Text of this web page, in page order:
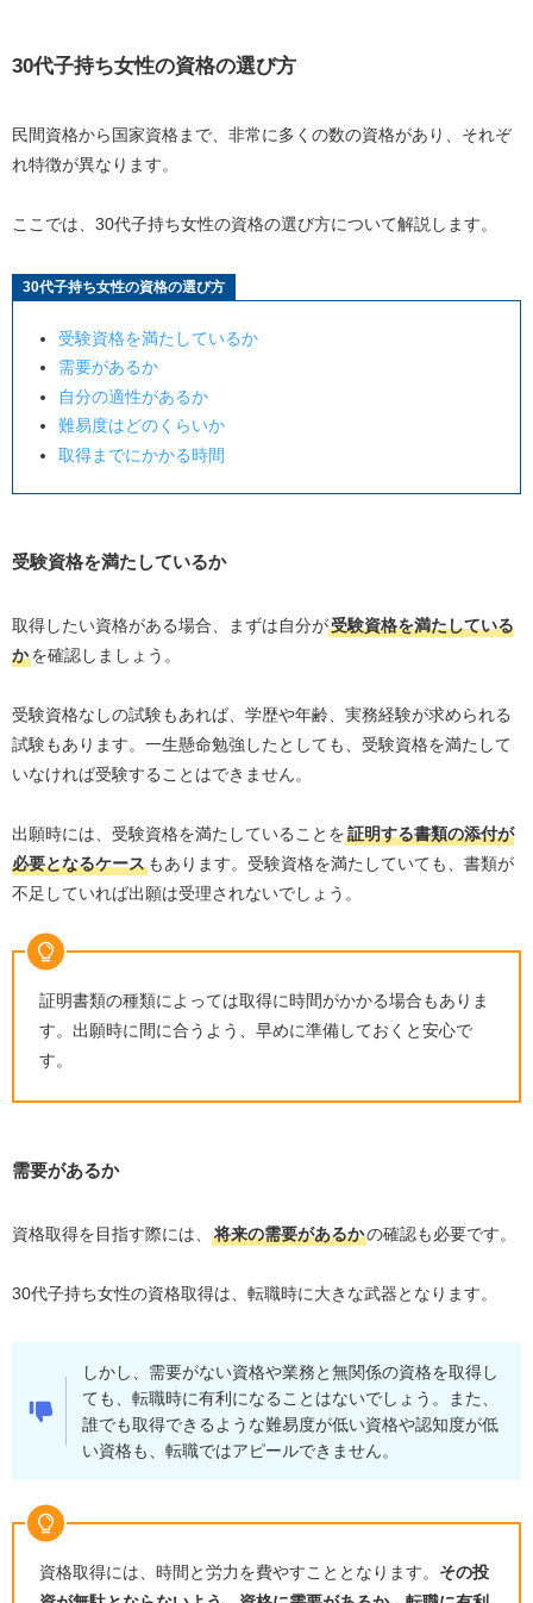
30代子持ち女性の資格の選び方
民間資格から国家資格まで、非常に多くの数の資格があり、それぞ
れ特徴が異なります。
ここでは、 30代子持ち女性の資格の選び方について解説します。
30代子持ち女性の資格の選び方
受験資格を満たしているか
需要があるか
自分の適性があるか
難易度はどのくらいか
取得までにかかる時間
受験資格を満たしているか
取得したい資格がある場合、まずは自分が受験資格を満たしている
かを確認しましょう。
受験資格なしの試験もあれば、学歴や年齢、実務経験が求められる
試験もあります。一生懸命勉強したとしても、受験資格を満たして
いなければ受験することはできません。
出願時には、受験資格を満たしていることを証明する書類の添付が
必要となるケースもあります。受験資格を満たしていても、書類が
不足していれば出願は受理されないでしょう。
証明書類の種類によっては取得に時間がかかる場合もありま
す。出願時に間に合うよう、早めに準備しておくと安心で
す。
需要があるか
資格取得を目指す際には、 将来の需要があるかの確認も必要です。
30代子持ち女性の資格取得は、転職時に大きな武器となります。
しかし、需要がない資格や業務と無関係の資格を取得し
ても、転職時に有利になることはないでしょう。また、
誰でも取得できるような難易度が低い資格や認知度が低
い資格も、転職ではアピールできません。
資格取得には、時間と労力を費やすこととなります。 その投